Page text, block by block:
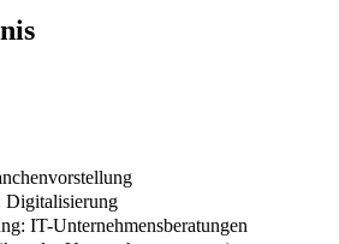
Digitalisierung
IT-Unternehmensberatungen